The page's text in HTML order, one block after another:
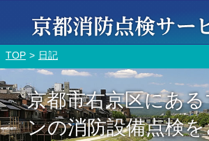
TOP 日記
京都市右京区にあ
ンの消防設備点検